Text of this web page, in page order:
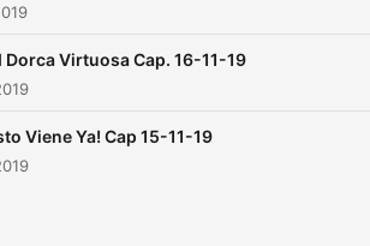
Dorca Virtuosa Cap. 16-11-19
Viene Ya! Cap 15-11-19